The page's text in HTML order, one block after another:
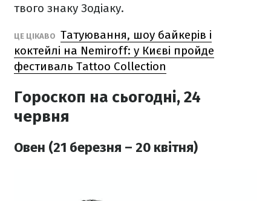
твого знаку Зодіаку.
ЦЕ ЦІКАВО Татуювання, шоу байкерів і
коктейлі на Nemiroff: у Києві пройде
фестиваль Tattoo Collection
Гороскоп на сьогодні, 24
червня
Овен (21 березня – 20 квітня)